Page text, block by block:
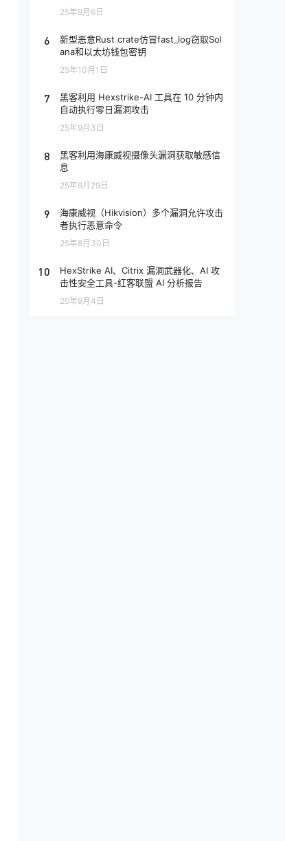
析】
25年9月6日
6
新型恶意Rust crate仿冒fast_log窃取Sol
ana和以太坊钱包密钥
25年10月1日
7
黑客利用 Hexstrike-AI 工具在 10 分钟内
自动执行零日漏洞攻击
25年9月3日
8
黑客利用海康威视摄像头漏洞获取敏感信
息
25年9月29日
9
海康威视（Hikvision）多个漏洞允许攻击
者执行恶意命令
25年8月30日
10
HexStrike AI、Citrix 漏洞武器化、AI 攻
击性安全工具-红客联盟 AI 分析报告
25年9月4日